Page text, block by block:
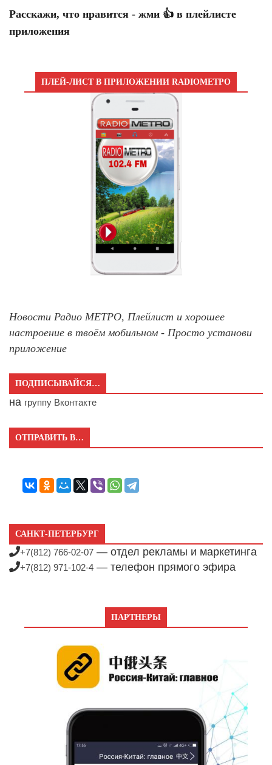
Расскажи, что нравится - жми 👍 в плейлисте
приложения
ПЛЕЙ-ЛИСТ В ПРИЛОЖЕНИИ RADIOМЕТРО
Новости Радио МЕТРО, Плейлист и хорошее
настроение в твоём мобильном - Просто установи
приложение
ПОДПИСЫВАЙСЯ…
на группу Вконтакте
ОТПРАВИТЬ В…
САНКТ-ПЕТЕРБУРГ
+7(812) 766-02-07 — отдел рекламы и маркетинга
+7(812) 971-102-4 — телефон прямого эфира
ПАРТНЕРЫ